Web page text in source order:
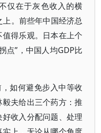
仅在于灰色收入的横
。前些年中国经济总
得乐观。日本在上个
点”，中国人均GDP比
如何避免步入中等收
夫给出三个药方：推
收入分配问题、处理